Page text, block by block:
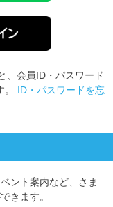
、会員ID・パスワード
。 ID・パスワードを忘
ント案内など、さま
きます。